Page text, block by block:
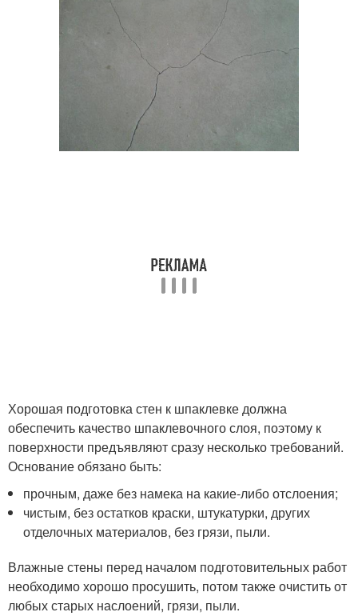
Хорошая подготовка стен к шпаклевке должна
обеспечить качество шпаклевочного слоя, поэтому к
поверхности предъявляют сразу несколько требований.
Основание обязано быть:
прочным, даже без намека на какие-либо отслоения;
чистым, без остатков краски, штукатурки, других
отделочных материалов, без грязи, пыли.
Влажные стены перед началом подготовительных работ
необходимо хорошо просушить, потом также очистить от
любых старых наслоений, грязи, пыли.